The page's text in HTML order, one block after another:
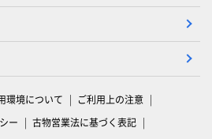
環境について
ご利用上の注意
ー
古物営業法に基づく表記